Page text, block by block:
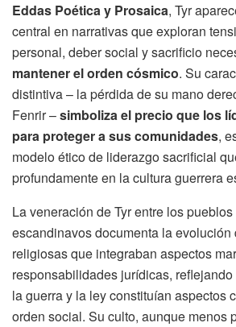
Eddas Poética y Prosaica, Tyr
central en narrativas que exploran
personal, deber social y sacrificio
mantener el orden cósmico. Su
distintiva – la pérdida de su mano
Fenrir –simboliza el precio que los
para proteger a sus comunidades,
modelo ético de liderazgo sacrificial
profundamente en la cultura guerrera
La veneración de Tyr entre los
escandinavos documenta la
religiosas que integraban aspectos
responsabilidades jurídicas,
la guerra y la ley constituían aspectos
orden social. Su culto, aunque menos